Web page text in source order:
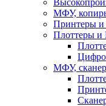
МФУ,
Принтеры
Плоттеры
МФУ,